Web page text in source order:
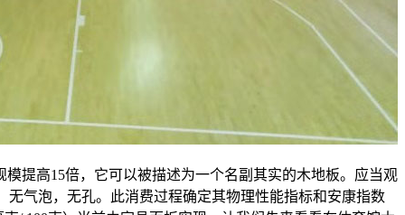
模提高15倍，它可以被描述为一个名副其实的木地板。应当观
气泡，无孔。此消费过程确定其物理性能指标和安康指数